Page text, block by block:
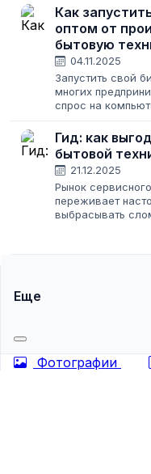
художественных
Как
оптом от
бытовую
04.11.2025
Запустить свой
многих
спрос на
в неликвидном
Гид: как
бытовой
21.12.2025
Рынок
переживает
выбрасывать
Еще
Фотографии